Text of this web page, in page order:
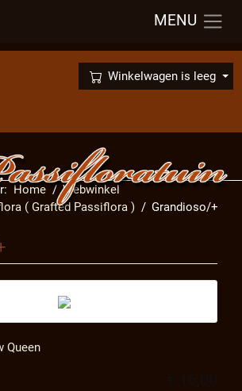
Winkelwagen is leeg
×
MENU
Home
Webwinkel
( Grafted Passiflora )
Grandioso/+
Queen